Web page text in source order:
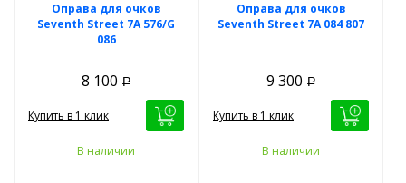
Оправа для очков
Seventh Street 7A 576/G
086
8 100 Р
Купить в 1 клик
В наличии
Оправа для очков
Seventh Street 7A 084 807
9 300 Р
Купить в 1 клик
В наличии